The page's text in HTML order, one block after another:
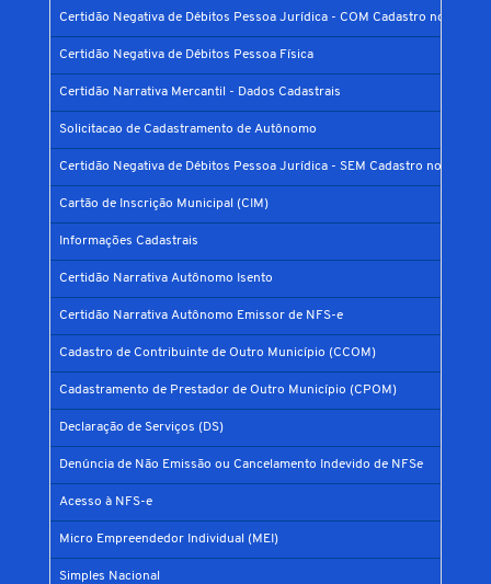
Certidão Negativa de Débitos Pessoa Jurídica - COM Cadastro no
Certidão Negativa de Débitos Pessoa Física
Certidão Narrativa Mercantil - Dados Cadastrais
Solicitacao de Cadastramento de Autônomo
Certidão Negativa de Débitos Pessoa Jurídica - SEM Cadastro no
Cartão de Inscrição Municipal (CIM)
Informações Cadastrais
Certidão Narrativa Autônomo Isento
Certidão Narrativa Autônomo Emissor de NFS-e
Cadastro de Contribuinte de Outro Município (CCOM)
Cadastramento de Prestador de Outro Município (CPOM)
Declaração de Serviços (DS)
Denúncia de Não Emissão ou Cancelamento Indevido de NFSe
Acesso à NFS-e
Micro Empreendedor Individual (MEI)
Simples Nacional